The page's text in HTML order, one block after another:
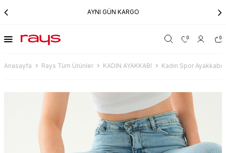
AYNI GÜN KARGO
0 0
Anasayfa Rays Tüm Ürünler KADIN AYAKKABI Kadın Spor